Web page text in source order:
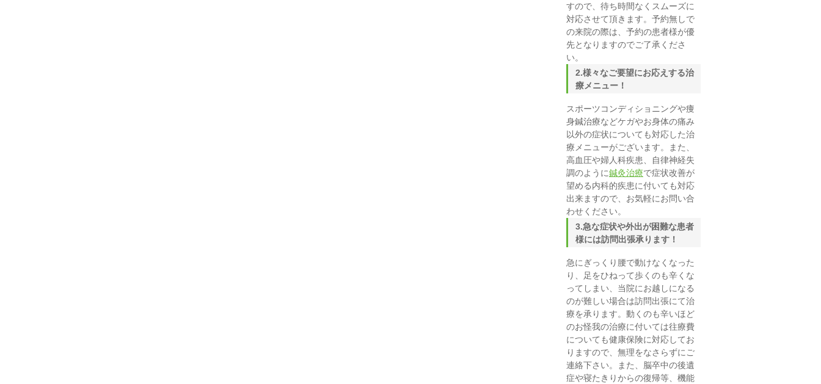
すので、待ち時間なくスムーズに
対応させて頂きます。予約無しで
の来院の際は、予約の患者様が優
先となりますのでご了承くださ
い。
2.様々なご要望にお応えする治
療メニュー！
スポーツコンディショニングや痩
身鍼治療などケガやお身体の痛み
以外の症状についても対応した治
療メニューがございます。また、
高血圧や婦人科疾患、自律神経失
調のように鍼灸治療で症状改善が
望める内科的疾患に付いても対応
出来ますので、お気軽にお問い合
わせください。
3.急な症状や外出が困難な患者
様には訪問出張承ります！
急にぎっくり腰で動けなくなった
り、足をひねって歩くのも辛くな
ってしまい、当院にお越しになる
のが難しい場合は訪問出張にて治
療を承ります。動くのも辛いほど
のお怪我の治療に付いては往療費
についても健康保険に対応してお
りますので、無理をなさらずにご
連絡下さい。また、脳卒中の後遺
症や寝たきりからの復帰等、機能